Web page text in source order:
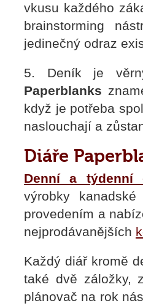
vkusu každého
brainstorming
jedinečný odraz
5. Deník je
Paperblanks
když je potřeba
naslouchají a
Diáře
Denní a týdenní
výrobky
provedením a
nejprodávanějších
Každý diář kromě
také dvě záložky,
plánovač na rok